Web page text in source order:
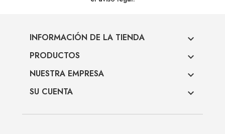
INFORMACIÓN DE LA TIENDA 
PRODUCTOS 
NUESTRA EMPRESA 
SU CUENTA 